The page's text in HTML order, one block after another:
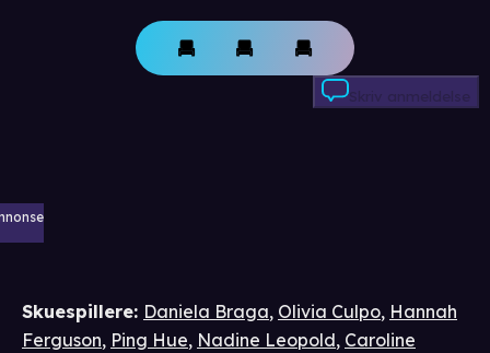
Skriv anmeldelse
Skuespillere: Daniela Braga, Olivia Culpo, Hannah
Ferguson, Ping Hue, Nadine Leopold, Caroline